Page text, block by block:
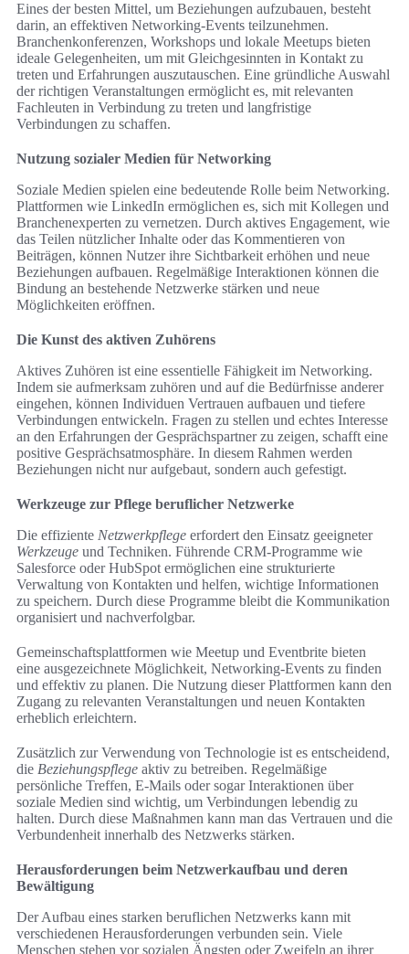
Eines der besten Mittel, um Beziehungen aufzubauen, besteht
darin, an effektiven Networking-Events teilzunehmen.
Branchenkonferenzen, Workshops und lokale Meetups bieten
ideale Gelegenheiten, um mit Gleichgesinnten in Kontakt zu
treten und Erfahrungen auszutauschen. Eine gründliche Auswahl
der richtigen Veranstaltungen ermöglicht es, mit relevanten
Fachleuten in Verbindung zu treten und langfristige
Verbindungen zu schaffen.
Nutzung sozialer Medien für Networking
Soziale Medien spielen eine bedeutende Rolle beim Networking.
Plattformen wie LinkedIn ermöglichen es, sich mit Kollegen und
Branchenexperten zu vernetzen. Durch aktives Engagement, wie
das Teilen nützlicher Inhalte oder das Kommentieren von
Beiträgen, können Nutzer ihre Sichtbarkeit erhöhen und neue
Beziehungen aufbauen. Regelmäßige Interaktionen können die
Bindung an bestehende Netzwerke stärken und neue
Möglichkeiten eröffnen.
Die Kunst des aktiven Zuhörens
Aktives Zuhören ist eine essentielle Fähigkeit im Networking.
Indem sie aufmerksam zuhören und auf die Bedürfnisse anderer
eingehen, können Individuen Vertrauen aufbauen und tiefere
Verbindungen entwickeln. Fragen zu stellen und echtes Interesse
an den Erfahrungen der Gesprächspartner zu zeigen, schafft eine
positive Gesprächsatmosphäre. In diesem Rahmen werden
Beziehungen nicht nur aufgebaut, sondern auch gefestigt.
Werkzeuge zur Pflege beruflicher Netzwerke
Die effiziente Netzwerkpflege erfordert den Einsatz geeigneter
Werkzeuge und Techniken. Führende CRM-Programme wie
Salesforce oder HubSpot ermöglichen eine strukturierte
Verwaltung von Kontakten und helfen, wichtige Informationen
zu speichern. Durch diese Programme bleibt die Kommunikation
organisiert und nachverfolgbar.
Gemeinschaftsplattformen wie Meetup und Eventbrite bieten
eine ausgezeichnete Möglichkeit, Networking-Events zu finden
und effektiv zu planen. Die Nutzung dieser Plattformen kann den
Zugang zu relevanten Veranstaltungen und neuen Kontakten
erheblich erleichtern.
Zusätzlich zur Verwendung von Technologie ist es entscheidend,
die Beziehungspflege aktiv zu betreiben. Regelmäßige
persönliche Treffen, E-Mails oder sogar Interaktionen über
soziale Medien sind wichtig, um Verbindungen lebendig zu
halten. Durch diese Maßnahmen kann man das Vertrauen und die
Verbundenheit innerhalb des Netzwerks stärken.
Herausforderungen beim Netzwerkaufbau und deren
Bewältigung
Der Aufbau eines starken beruflichen Netzwerks kann mit
verschiedenen Herausforderungen verbunden sein. Viele
Menschen stehen vor sozialen Ängsten oder Zweifeln an ihrer